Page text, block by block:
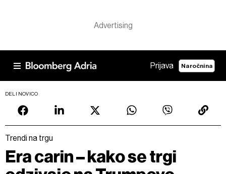
Prijava Naročnina
DELI NOVICO
Trendi na trgu
Era carin – kako se trgi